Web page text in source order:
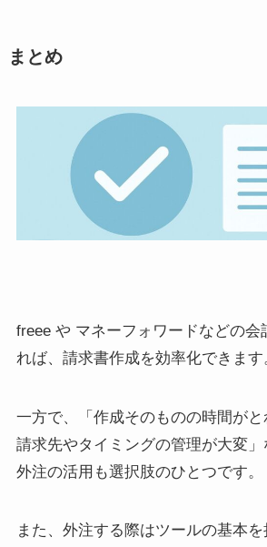
まとめ
freee や マネーフォワードなどの会
れば、請求書作成を効率化できます
一方で、「作成そのものの時間が
請求先やタイミングの管理が大変」
外注の活用も選択肢のひとつです。
また、外注する際はツールの基本